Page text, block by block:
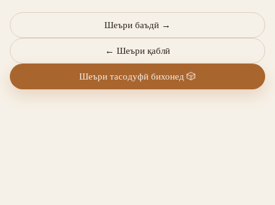
← Шеъри қаблӣ
Шеъри баъдӣ →
Шеъри тасодуфӣ бихонед 🎲